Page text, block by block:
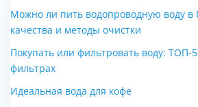
Можно ли пить водопроводную воду в
качества и методы очистки
Покупать или фильтровать воду: ТОП-
фильтрах
Идеальная вода для кофе